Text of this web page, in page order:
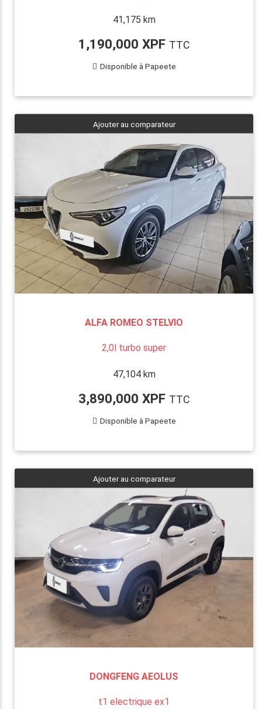
41,175 km
1,190,000 XPF TTC
Disponible à Papeete
Ajouter au comparateur
ALFA ROMEO STELVIO
2,0l turbo super
47,104 km
3,890,000 XPF TTC
Disponible à Papeete
Ajouter au comparateur
DONGFENG AEOLUS
t1 electrique ex1